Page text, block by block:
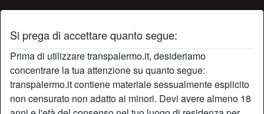
Si prega di accettare quanto segue:
Prima di utilizzare transpalermo.it, desideriamo
concentrare la tua attenzione su quanto segue:
transpalermo.it contiene materiale sessualmente esplicito
non censurato non adatto ai minori. Devi avere almeno 18
Profilo di Bidadi3